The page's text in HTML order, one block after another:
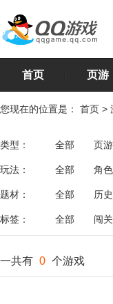
首页 页游
您现在的位置是： 首页 >
类型： 全部 页游
玩法： 全部 角
飞行
恋爱
题材： 全部 历史
标签： 全部 闯关
一共有 0 个游戏